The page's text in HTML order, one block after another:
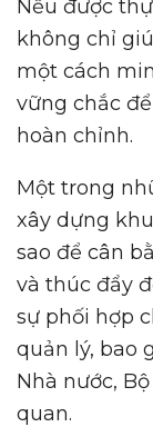
Nếu được
không chỉ
một cách
vững chắc
hoàn chỉnh.
Một trong
xây dựng
sao để cân
và thúc đẩy
sự phối hợp
quản lý, bao
Nhà nước,
quan.